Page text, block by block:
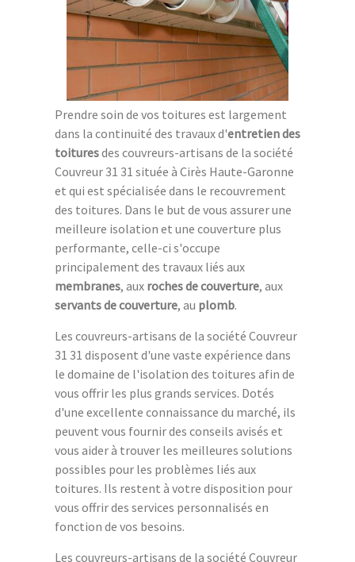
Prendre soin de vos toitures est largement
dans la continuité des travaux d'entretien des
toituresdes couvreurs-artisans de la société
Couvreur 31 31 située à Cirès Haute-Garonne
et qui est spécialisée dans le recouvrement
des toitures. Dans le but de vous assurer une
meilleure isolation et une couverture plus
performante, celle-ci s'occupe
principalement des travaux liés aux
membranes, aux roches de couverture, aux
servants de couverture, au plomb.
Les couvreurs-artisans de la société Couvreur
31 31 disposent d'une vaste expérience dans
le domaine de l'isolation des toitures afin de
vous offrir les plus grands services. Dotés
d'une excellente connaissance du marché, ils
peuvent vous fournir des conseils avisés et
vous aider à trouver les meilleures solutions
possibles pour les problèmes liés aux
toitures. Ils restent à votre disposition pour
vous offrir des services personnalisés en
fonction de vos besoins.
Les couvreurs-artisans de la société Couvreur